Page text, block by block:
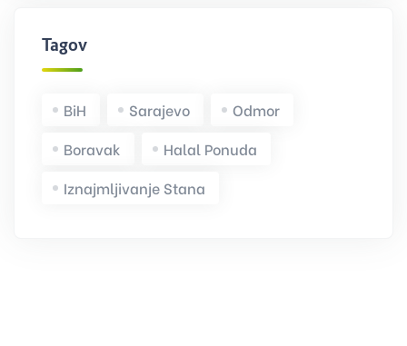
Tagovi
BiH Sarajevo
Odmor
Boravak
Halal Ponuda
Iznajmljivanje Stana